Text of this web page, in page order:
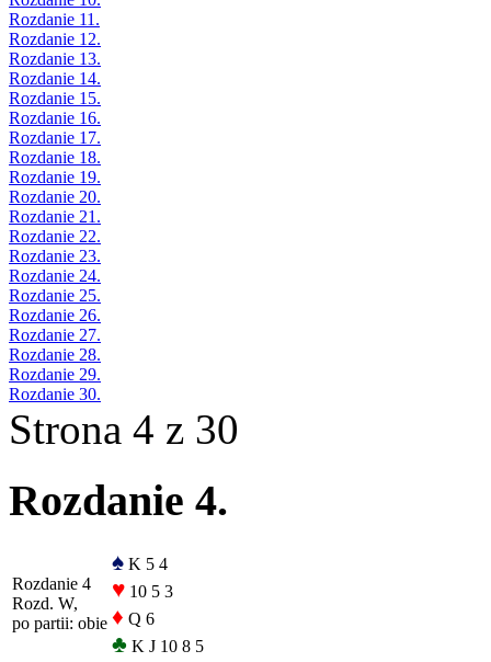
Rozdanie 11.
Rozdanie 12.
Rozdanie 13.
Rozdanie 14.
Rozdanie 15.
Rozdanie 16.
Rozdanie 17.
Rozdanie 18.
Rozdanie 19.
Rozdanie 20.
Rozdanie 21.
Rozdanie 22.
Rozdanie 23.
Rozdanie 24.
Rozdanie 25.
Rozdanie 26.
Rozdanie 27.
Rozdanie 28.
Rozdanie 29.
Rozdanie 30.
Strona 4 z 30
Rozdanie 4.
Rozdanie 4
Rozd. W,
po partii: obie
♠ K 5 4
♥ 10 5 3
♦ Q 6
♣ K J 10 8 5